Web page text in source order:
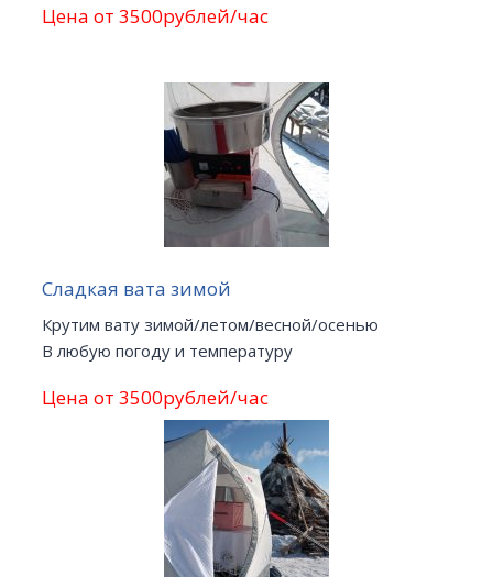
Цена от 3500рублей/час
Сладкая вата зимой
Крутим вату зимой/летом/весной/осенью
В любую погоду и температуру
Цена от 3500рублей/час